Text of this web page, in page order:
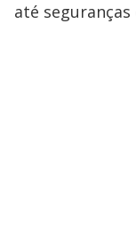
até